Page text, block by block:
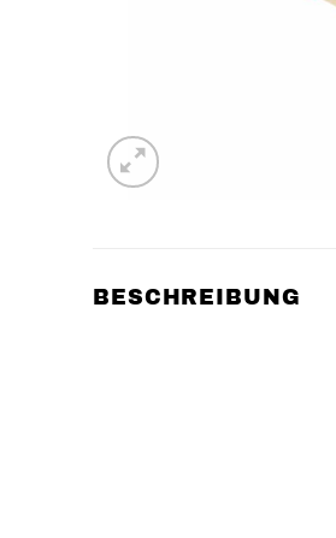
BESCHREIBUNG